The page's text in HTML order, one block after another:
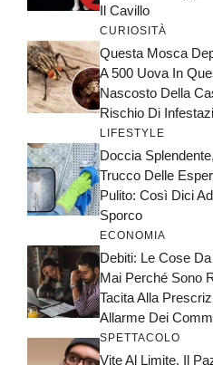
Il Cavillo
CURIOSITÀ
Questa Mosca
A 500 Uova In
Nascosto Della
Rischio Di
LIFESTYLE
Doccia
Trucco Delle
Pulito: Così Dici
Sporco
ECONOMIA
Debiti: Le Cose
Mai Perché Sono
Tacita Alla
Allarme Dei
SPETTACOLO
Vite Al Limite, Il